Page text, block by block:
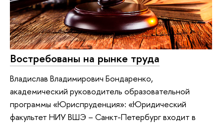
Востребованы на рынке труда
Владислав Владимирович Бондаренко,
академический руководитель образовательной
программы «Юриспруденция»: «Юридический
факультет НИУ ВШЭ – Санкт-Петербург входит в